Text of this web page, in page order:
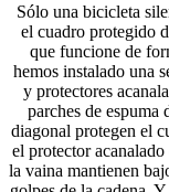
Sólo una bicicleta
el cuadro protegido
que funcione de
hemos instalado una
y protectores
parches de espuma
diagonal protegen el
el protector
la vaina mantienen